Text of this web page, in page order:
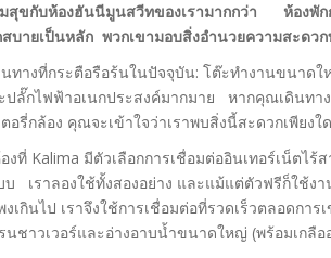
สุขกับห้องฮันนีมูนสวีทของเรามากกว่า ห้องพัก
บายเป็นหลัก พวกเขามอบสิ่งอำนวยความสะดว
ทางที่กระตือรือร้นในปัจจุบัน: โต๊ะทำงานขนาด
ปลั๊กไฟฟ้าอเนกประสงค์มากมาย หากคุณเดินทา
อรี่กล้อง คุณจะเข้าใจว่าเราพบสิ่งนี้สะดวกเพียงใ
งที่ Kalima มีตัวเลือกการเชื่อมต่ออินเทอร์เน็ตไร้
เราลองใช้ทั้งสองอย่าง และแม้แต่ตัวฟรีก็ใช้งา
เกินไป เราจึงใช้การเชื่อมต่อที่รวดเร็วตลอดก
นชาวเวอร์และอ่างอาบน้ำขนาดใหญ่ (พร้อมเกลือ